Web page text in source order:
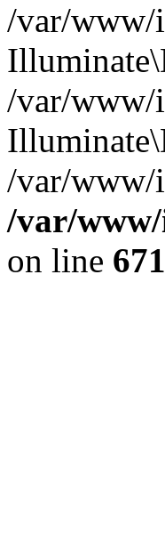
/var/www/
/var/www/
/var/
/var/
on line 671